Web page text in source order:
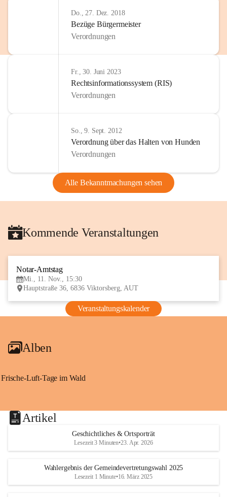
Do., 27. Dez. 2018
Bezüge Bürgermeister
Verordnungen
Fr., 30. Juni 2023
Rechtsinformationssystem (RIS)
Verordnungen
So., 9. Sept. 2012
Verordnung über das Halten von Hunden
Verordnungen
Alle Bekanntmachungen sehen
Kommende Veranstaltungen
Notar-Amtstag
Mi., 11. Nov., 15:30
Hauptstraße 36, 6836 Viktorsberg, AUT
Veranstaltungskalender
Alben
Frische-Luft-Tage im Wald
Artikel
Geschichtliches & Ortsporträt
Lesezeit 3 Minuten•23. Apr. 2026
Wahlergebnis der Gemeindevertretungswahl 2025
Lesezeit 1 Minute•16. März 2025